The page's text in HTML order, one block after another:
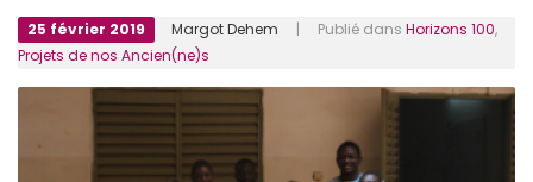
25 février 2019 Margot Dehem | Publié dans Horizons 100,
Projets de nos Ancien(ne)s